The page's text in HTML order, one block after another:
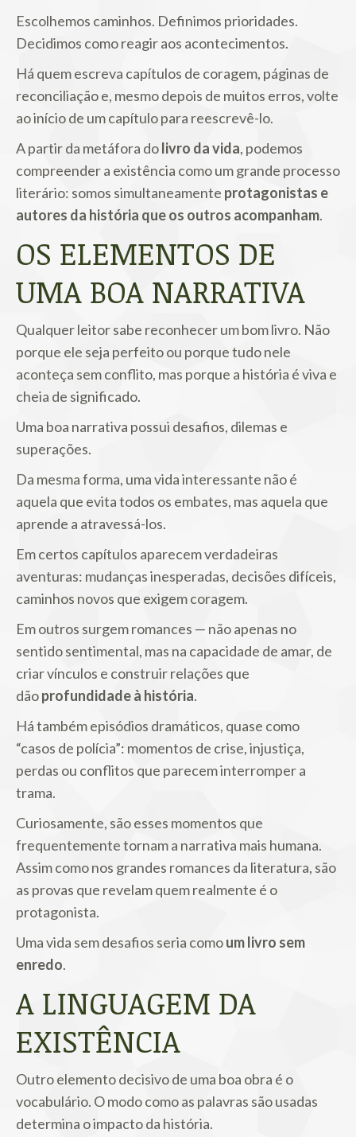
Escolhemos caminhos. Definimos prioridades.
Decidimos como reagir aos acontecimentos.
Há quem escreva capítulos de coragem, páginas de
reconciliação e, mesmo depois de muitos erros, volte
ao início de um capítulo para reescrevê-lo.
A partir da metáfora dolivro da vida, podemos
compreender a existência como um grande processo
literário: somos simultaneamente protagonistas e
autores da história que os outros acompanham.
OS ELEMENTOS DE
UMA BOA NARRATIVA
Qualquer leitor sabe reconhecer um bom livro. Não
porque ele seja perfeito ou porque tudo nele
aconteça sem conflito, mas porque a história é viva e
cheia de significado.
Uma boa narrativa possui desafios, dilemas e
superações.
Da mesma forma, uma vida interessante não é
aquela que evita todos os embates, mas aquela que
aprende a atravessá-los.
Em certos capítulos aparecem verdadeiras
aventuras: mudanças inesperadas, decisões difíceis,
caminhos novos que exigem coragem.
Em outros surgem romances — não apenas no
sentido sentimental, mas na capacidade de amar, de
criar vínculos e construir relações que
dãoprofundidade à história.
Há também episódios dramáticos, quase como
“casos de polícia”: momentos de crise, injustiça,
perdas ou conflitos que parecem interromper a
trama.
Curiosamente, são esses momentos que
frequentemente tornam a narrativa mais humana.
Assim como nos grandes romances da literatura, são
as provas que revelam quem realmente é o
protagonista.
Uma vida sem desafios seria comoum livro sem
enredo.
A LINGUAGEM DA
EXISTÊNCIA
Outro elemento decisivo de uma boa obra é o
vocabulário. O modo como as palavras são usadas
determina o impacto da história.